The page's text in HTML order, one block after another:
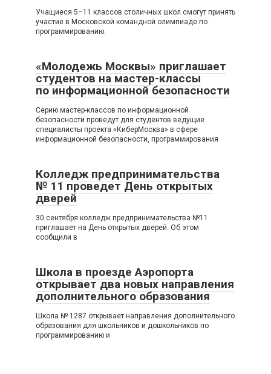
Учащиеся 5–11 классов столичных школ смогут принять
участие в Московской командной олимпиаде по
программированию.
«Молодежь Москвы» приглашает
студентов на мастер-классы
по информационной безопасности
Серию мастер-классов по информационной
безопасности проведут для студентов ведущие
специалисты проекта «КиберМосква» в сфере
информационной безопасности, программирования
Колледж предпринимательства
№ 11 проведет День открытых
дверей
30 сентября колледж предпринимательства №11
приглашает на День открытых дверей. Об этом
сообщили в
Школа в проезде Аэропорта
открывает два новых направления
дополнительного образования
Школа № 1287 открывает направления дополнительного
образования для школьников и дошкольников по
программированию и